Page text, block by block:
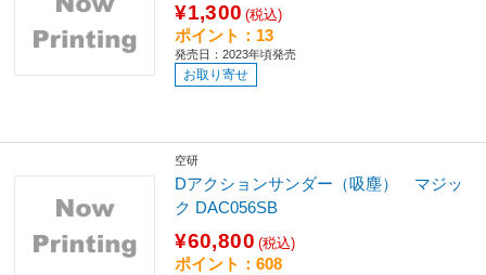
¥1,300 (税込)
ポイント：13
発売日：2023年頃発売
お取り寄せ
空研
Dアクションサンダー（吸塵） マジッ
ク DAC056SB
¥60,800 (税込)
ポイント：608